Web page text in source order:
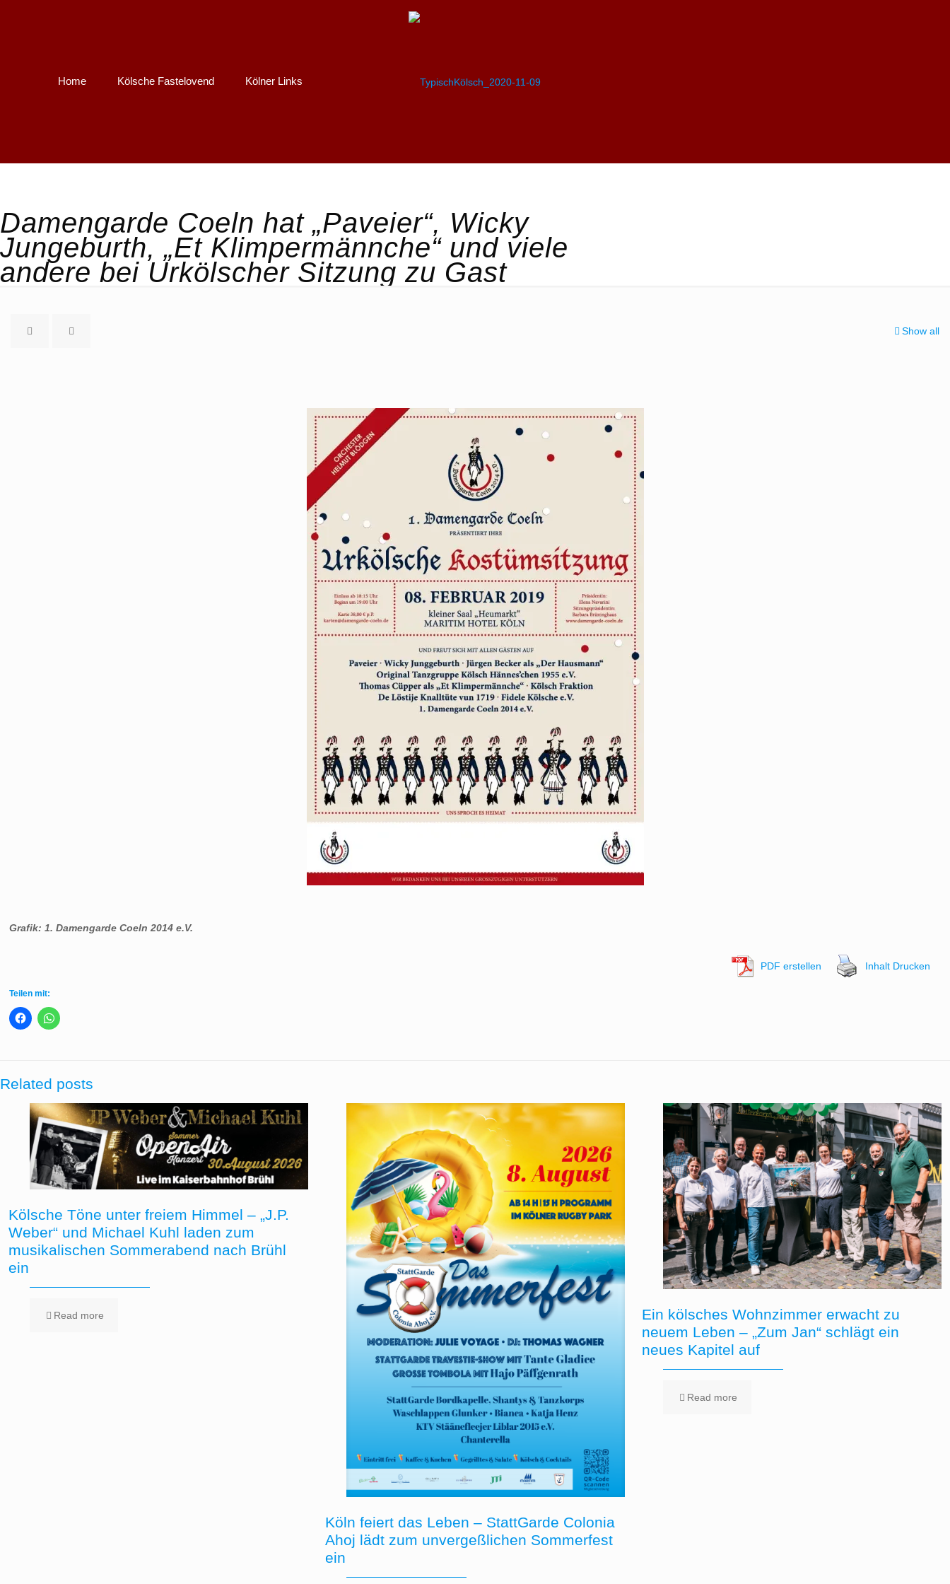
Home Kölsche Fastelovend Kölner Links
Damengarde Coeln hat „Paveier“, Wicky
Jungeburth, „Et Klimpermännche“ und viele
andere bei Urkölscher Sitzung zu Gast
Show all
Grafik: 1. Damengarde Coeln 2014 e.V.
PDF erstellen Inhalt Drucken
Teilen mit:
Related posts
Kölsche Töne unter freiem Himmel – „J.P.
Weber“ und Michael Kuhl laden zum
musikalischen Sommerabend nach Brühl
ein
Read more
Köln feiert das Leben – StattGarde Colonia
Ahoj lädt zum unvergeßlichen Sommerfest
ein
Ein kölsches Wohnzimmer erwacht zu
neuem Leben – „Zum Jan“ schlägt ein
neues Kapitel auf
Read more